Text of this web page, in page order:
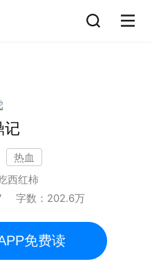
记
热血
西红柿
字数： 202.6万
免费读